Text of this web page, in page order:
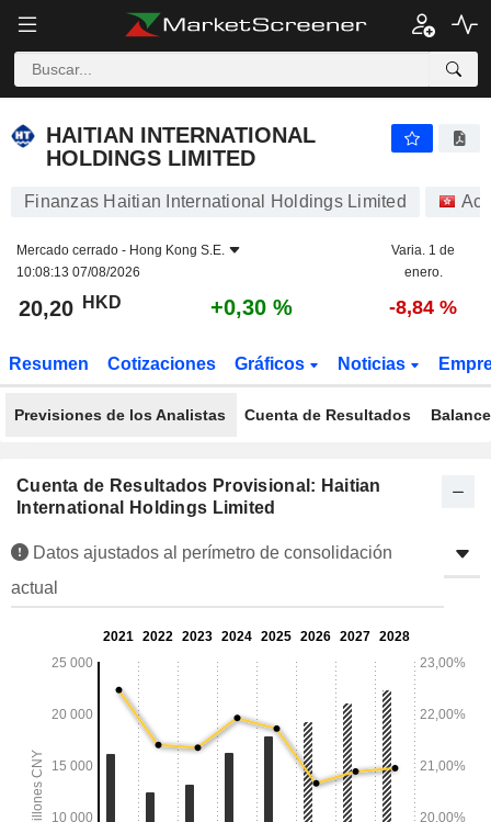
HAITIAN INTERNATIONAL
HOLDINGS LIMITED
Finanzas Haitian International Holdings Limited
Mercado cerrado - Hong Kong S.E.
10:08:13 07/08/2026
Varia. 1 de
enero.
20,20 HKD +0,30 % -8,84 %
Resumen Cotizaciones Gráficos Noticias
Previsiones de los Analistas Cuenta de Resultados Balance
Cuenta de Resultados Provisional: Haitian
International Holdings Limited
Datos ajustados al perímetro de consolidación
actual